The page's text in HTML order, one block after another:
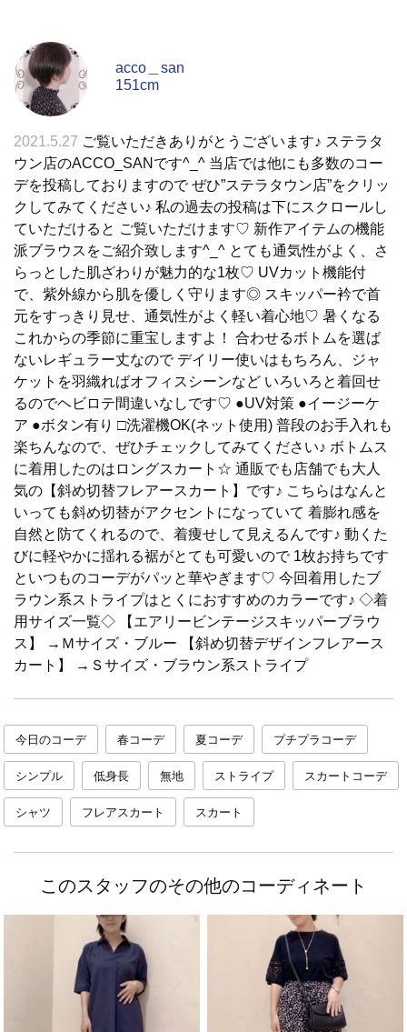
acco＿san
151cm
2021.5.27 ご覧いただきありがとうございます♪ ステラタ
ウン店のACCO_SANです^_^ 当店では他にも多数のコー
デを投稿しておりますので ぜひ”ステラタウン店”をクリッ
クしてみてください♪ 私の過去の投稿は下にスクロールし
ていただけると ご覧いただけます♡ 新作アイテムの機能
派ブラウスをご紹介致します^_^ とても通気性がよく、さ
らっとした肌ざわりが魅力的な1枚♡ UVカット機能付
で、紫外線から肌を優しく守ります◎ スキッパー衿で首
元をすっきり見せ、通気性がよく軽い着心地♡ 暑くなる
これからの季節に重宝しますよ！ 合わせるボトムを選ば
ないレギュラー丈なので デイリー使いはもちろん、ジャ
ケットを羽織ればオフィスシーンなど いろいろと着回せ
るのでヘビロテ間違いなしです♡ ●UV対策 ●イージーケ
ア ●ボタン有り □洗濯機OK(ネット使用) 普段のお手入れも
楽ちんなので、ぜひチェックしてみてください♪ ボトムス
に着用したのはロングスカート☆ 通販でも店舗でも大人
気の【斜め切替フレアースカート】です♪ こちらはなんと
いっても斜め切替がアクセントになっていて 着膨れ感を
自然と防てくれるので、着痩せして見えるんです♪ 動くた
びに軽やかに揺れる裾がとても可愛いので 1枚お持ちです
といつものコーデがパッと華やぎます♡ 今回着用したブ
ラウン系ストライプはとくにおすすめのカラーです♪ ◇着
用サイズ一覧◇ 【エアリービンテージスキッパーブラウ
ス】 →Ｍサイズ・ブルー 【斜め切替デザインフレアース
カート】 →Ｓサイズ・ブラウン系ストライプ
今日のコーデ 春コーデ 夏コーデ プチプラコーデ
シンプル 低身長 無地 ストライプ スカートコーデ
シャツ フレアスカート スカート
このスタッフのその他のコーディネート